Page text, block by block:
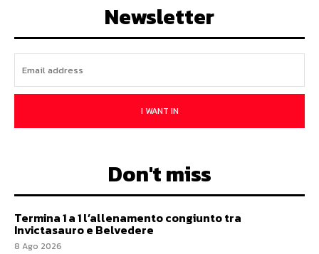
Newsletter
I WANT IN
Don't miss
Termina 1 a 1 l’allenamento congiunto tra
Invictasauro e Belvedere
8 Ago 2026